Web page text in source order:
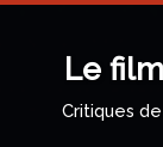
Le
Critiques